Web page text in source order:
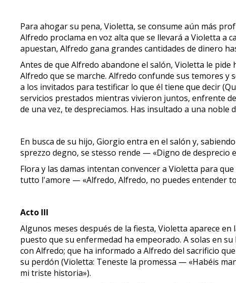
Para ahogar su pena, Violetta, se consume aún más
Alfredo proclama en voz alta que se llevará a Violetta a
apuestan, Alfredo gana grandes cantidades de dinero
Antes de que Alfredo abandone el salón, Violetta le
Alfredo que se marche. Alfredo confunde sus temores
a los invitados para testificar lo que él tiene que decir
servicios prestados mientras vivieron juntos, enfrente
de una vez, te despreciamos. Has insultado a una noble
En busca de su hijo, Giorgio entra en el salón y,
sprezzo degno, se stesso rende — «Digno de desprecio
Flora y las damas intentan convencer a Violetta para
tutto l'amore — «Alfredo, Alfredo, no puedes entender
Acto III
Algunos meses después de la fiesta, Violetta aparece
puesto que su enfermedad ha empeorado. A solas en
con Alfredo; que ha informado a Alfredo del sacrificio
su perdón (Violetta: Teneste la promessa — «Habéis
mi triste historia»).